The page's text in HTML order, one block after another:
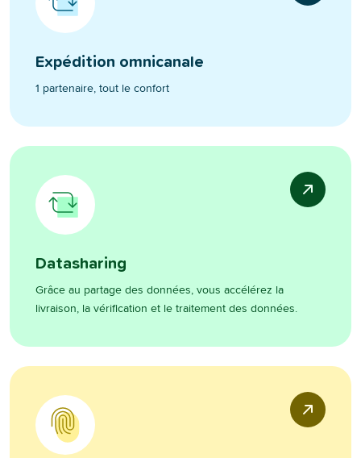
Expédition omnicanale
1 partenaire, tout le confort
Datasharing
Grâce au partage des données, vous accélérez la
livraison, la vérification et le traitement des données.